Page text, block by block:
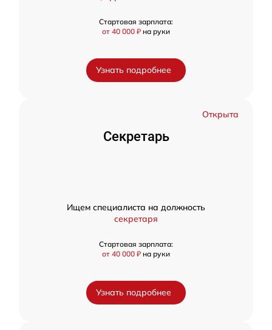
Стартовая зарплата:
от 40 000 ₽ на руки
Узнать подробнее
Открыта
Секретарь
Ищем специалиста на должность
секретаря
Стартовая зарплата:
от 40 000 ₽ на руки
Узнать подробнее